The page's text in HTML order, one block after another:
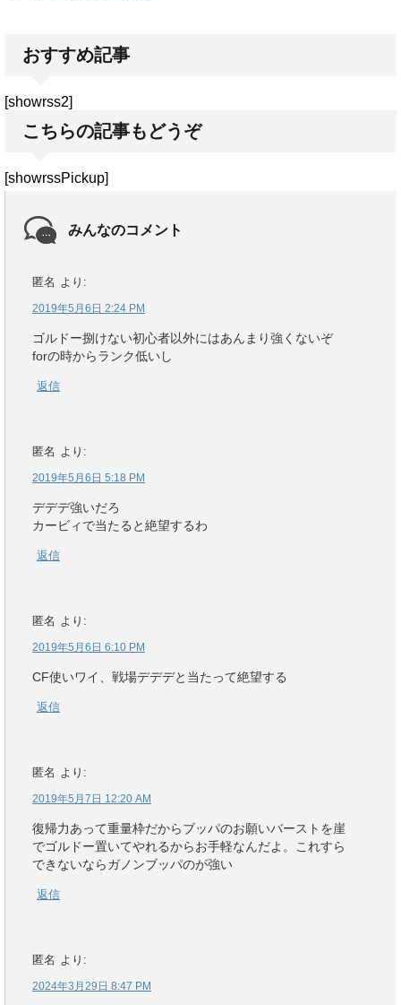
おすすめ記事
[showrss2]
こちらの記事もどうぞ
[showrssPickup]
みんなのコメント
匿名 より:
2019年5月6日 2:24 PM
ゴルドー捌けない初心者以外にはあんまり強くないぞ
forの時からランク低いし
返信
匿名 より:
2019年5月6日 5:18 PM
デデデ強いだろ
カービィで当たると絶望するわ
返信
匿名 より:
2019年5月6日 6:10 PM
CF使いワイ、戦場デデデと当たって絶望する
返信
匿名 より:
2019年5月7日 12:20 AM
復帰力あって重量枠だからブッパのお願いバーストを崖
でゴルドー置いてやれるからお手軽なんだよ。これすら
できないならガノンブッパのが強い
返信
匿名 より:
2024年3月29日 8:47 PM